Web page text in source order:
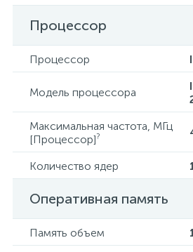
Процессор
Процессор
Модель процессора
Максимальная частота, МГц
[Процессор]?
Количество ядер
Оперативная память
Память объем